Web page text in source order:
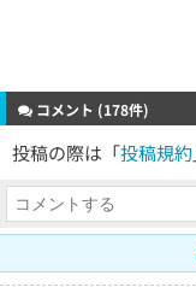
コメント (178件)
投稿の際は「投稿規約